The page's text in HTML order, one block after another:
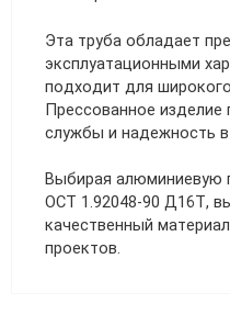
Эта труба обладает
эксплуатационными
подходит для
Прессованное изделие
службы и надежность в
Выбирая алюминиевую
ОСТ 1.92048-90 Д16Т,
качественный
проектов.